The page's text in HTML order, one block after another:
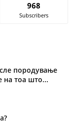
968
Subscribers
породување
на тоа што...